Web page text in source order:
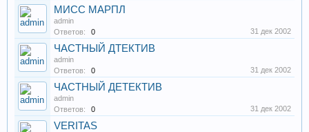
МИСС МАРПЛ
admin
Ответов:
0 31 дек 2002
ЧАСТНЫЙ ДТЕКТИВ
admin
Ответов:
0 31 дек 2002
ЧАСТНЫЙ ДЕТЕКТИВ
admin
Ответов:
0 31 дек 2002
VERITAS